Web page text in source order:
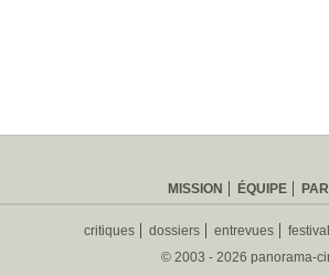
MISSION ÉQUIPE
critiques dossiers entrevues
© 2003 - 2026 panorama-